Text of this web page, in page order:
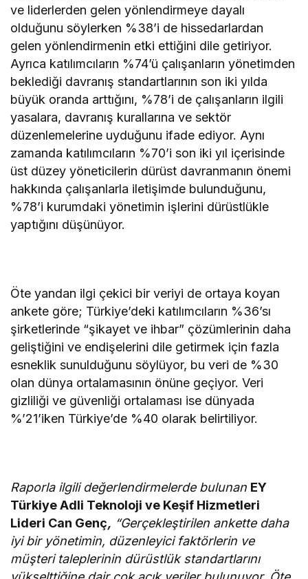
ve liderlerden gelen yönlendirmeye dayalı
olduğunu söylerken %38’i de hissedarlardan
gelen yönlendirmenin etki ettiğini dile getiriyor.
Ayrıca katılımcıların %74’ü çalışanların yönetimden
beklediği davranış standartlarının son iki yılda
büyük oranda arttığını, %78’i de çalışanların ilgili
yasalara, davranış kurallarına ve sektör
düzenlemelerine uyduğunu ifade ediyor. Aynı
zamanda katılımcıların %70’i son iki yıl içerisinde
üst düzey yöneticilerin dürüst davranmanın önemi
hakkında çalışanlarla iletişimde bulunduğunu,
%78’i kurumdaki yönetimin işlerini dürüstlükle
yaptığını düşünüyor.
Öte yandan ilgi çekici bir veriyi de ortaya koyan
ankete göre; Türkiye’deki katılımcıların %36’sı
şirketlerinde “şikayet ve ihbar” çözümlerinin daha
geliştiğini ve endişelerini dile getirmek için fazla
esneklik sunulduğunu söylüyor, bu veri de %30
olan dünya ortalamasının önüne geçiyor. Veri
gizliliği ve güvenliği ortalaması ise dünyada
%’21’iken Türkiye’de %40 olarak belirtiliyor.
Raporla ilgili değerlendirmelerde bulunan EY
Türkiye Adli Teknoloji ve Keşif Hizmetleri
Lideri Can Genç, “Gerçekleştirilen ankette daha
iyi bir yönetimin, düzenleyici faktörlerin ve
müşteri taleplerinin dürüstlük standartlarını